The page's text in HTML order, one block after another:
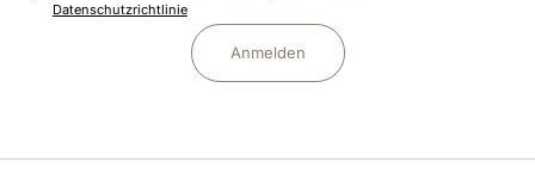
Datenschutzrichtlinie
Anmelden